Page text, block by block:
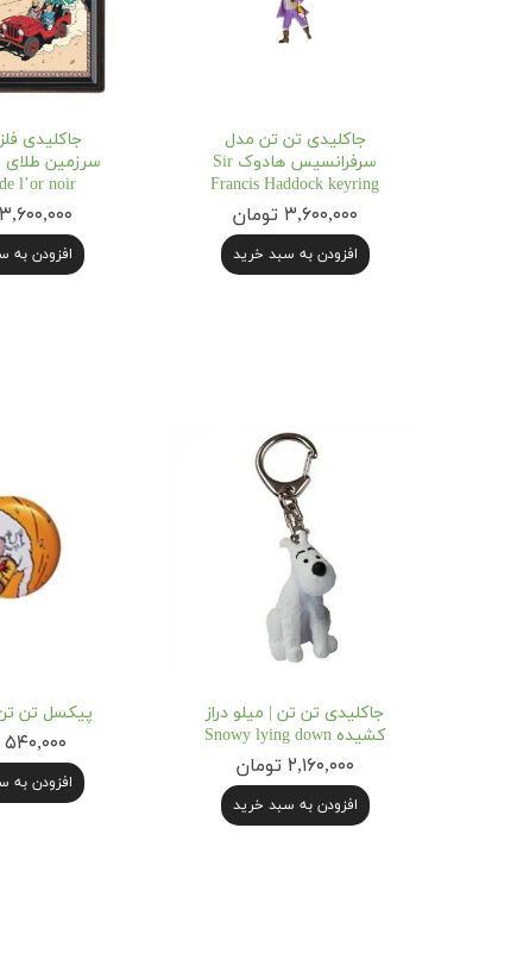
جاکلیدی تن تن مدل
سرفرانسیس هادوک Sir
Francis Haddock keyring
۳,۶۰۰,۰۰۰ تومان
افزودن به سبد خرید
جاکلیدی
l’or noir
۳,۶۰۰,۰۰۰ تومان
افزودن به
جاکلیدی تن تن | میلو دراز
کشیده Snowy lying down
۲,۱۶۰,۰۰۰ تومان
افزودن به سبد خرید
پیکسل تن
۵۴۰,۰۰۰ تومان
افزودن به